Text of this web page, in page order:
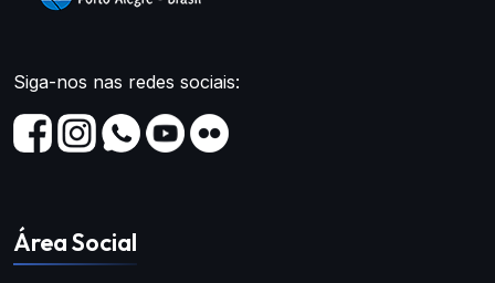
Siga-nos nas redes sociais:
Área Social